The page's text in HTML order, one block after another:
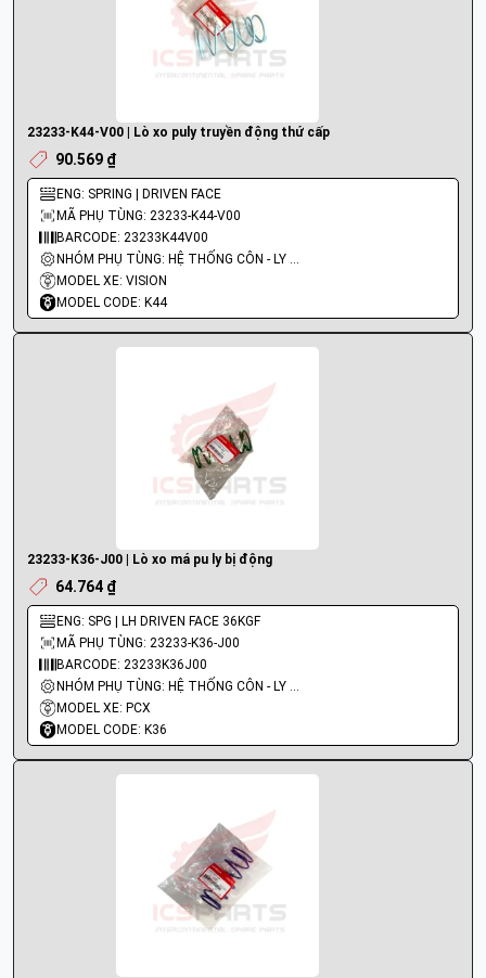
23233-K44-V00 | Lò xo puly truyền động thứ cấp
90.569 ₫
ENG: SPRING | DRIVEN FACE
MÃ PHỤ TÙNG: 23233-K44-V00
BARCODE: 23233K44V00
NHÓM PHỤ TÙNG: HỆ THỐNG CÔN - LY HỢP - TRỤC SỐ - BÁNH RĂNG
MODEL XE: VISION
MODEL CODE: K44
23233-K36-J00 | Lò xo má pu ly bị động
64.764 ₫
ENG: SPG | LH DRIVEN FACE 36KGF
MÃ PHỤ TÙNG: 23233-K36-J00
BARCODE: 23233K36J00
NHÓM PHỤ TÙNG: HỆ THỐNG CÔN - LY HỢP - TRỤC SỐ - BÁNH RĂNG
MODEL XE: PCX
MODEL CODE: K36